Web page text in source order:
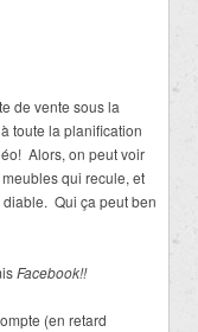
de vente sous la
toute la planification
Alors, on peut voir
qui recule, et
Qui ça peut ben
Facebook!!
(en retard